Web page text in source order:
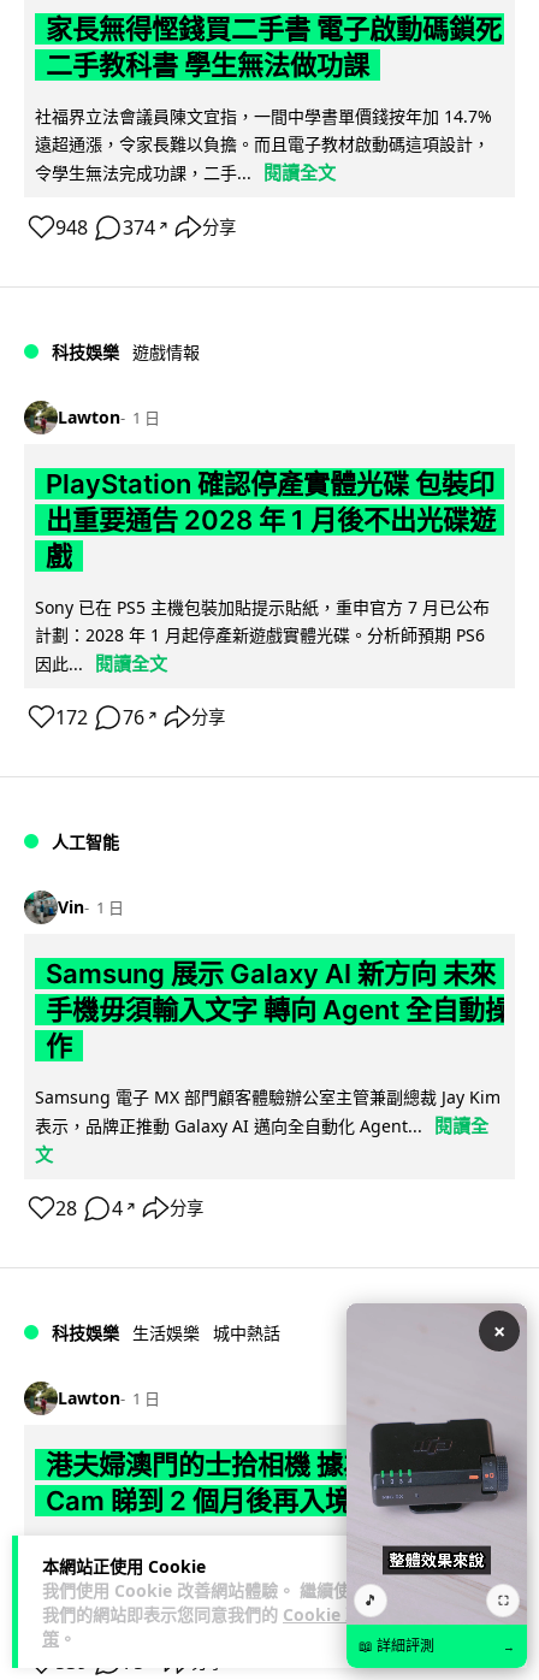
本網站正使用 Cookie
我們使用 Cookie 改善網站體驗。 繼續使用
我們的網站即表示您同意我們的 Cookie 政
策 。
家長無得慳錢買二手書 電子啟動碼鎖死
二手教科書 學生無法做功課
社福界立法會議員陳文宜指，一間中學書單價錢按年加 14.7%
遠超通漲，令家長難以負擔。而且電子教材啟動碼這項設計，
令學生無法完成功課，二手...
閱讀全文
948 374 ↗ 分享
科技娛樂 遊戲情報
Lawton 1 日
PlayStation 確認停產實體光碟 包裝印
出重要通告 2028 年 1 月後不出光碟遊
戲
Sony 已在 PS5 主機包裝加貼提示貼紙，重申官方 7 月已公布
計劃：2028 年 1 月起停產新遊戲實體光碟。分析師預期 PS6
因此...
閱讀全文
172 76 ↗ 分享
人工智能
Vin 1 日
Samsung 展示 Galaxy AI 新方向 未來
手機毋須輸入文字 轉向 Agent 全自動操
作
Samsung 電子 MX 部門顧客體驗辦公室主管兼副總裁 Jay Kim
表示，品牌正推動 Galaxy AI 邁向全自動化 Agent...
閱讀全
文
28 4 ↗ 分享
科技娛樂 生活娛樂 城中熱話
Lawton 1 日
港夫婦澳門的士拾相機 據為己有被的士
Cam 睇到 2 個月後再入境被捕
一對香港夫婦今年 5 月遊澳門乘的士拾獲他人遺留相機及電
池，拾遺不報並帶返香港自用。兩人本月 2 日經港珠澳大橋再
次入境澳門時，被治安警察局...
閱讀全文
539 75
×
🎵 ⛶
📖 詳細評測 →